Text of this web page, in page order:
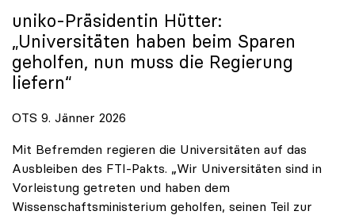
uniko-Präsidentin Hütter:
„Universitäten haben beim Sparen
geholfen, nun muss die Regierung
liefern“
OTS 9. Jänner 2026
Mit Befremden regieren die Universitäten auf das
Ausbleiben des FTI-Pakts. „Wir Universitäten sind in
Vorleistung getreten und haben dem
Wissenschaftsministerium geholfen, seinen Teil zur